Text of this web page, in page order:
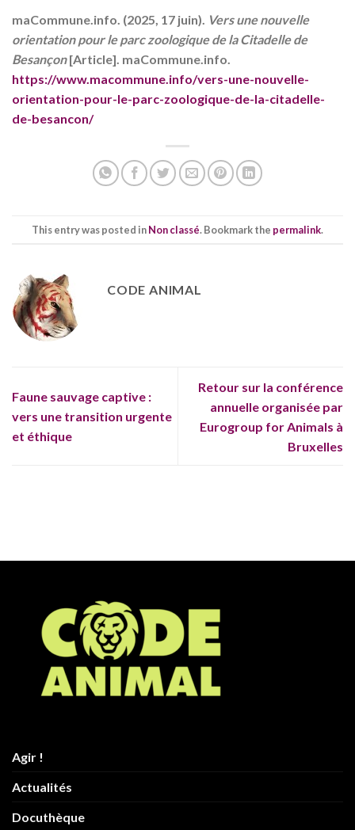
maCommune.info. (2025, 17 juin). Vers une nouvelle
orientation pour le parc zoologique de la Citadelle de
Besançon[Article]. maCommune.info.
https://www.macommune.info/vers-une-nouvelle-
orientation-pour-le-parc-zoologique-de-la-citadelle-
de-besancon/
This entry was posted inNon classé. Bookmark the permalink.
CODE ANIMAL
Faune sauvage captive :
vers une transition urgente
et éthique
Retour sur la conférence
annuelle organisée par
Eurogroup for Animals à
Bruxelles
Agir !
Actualités
Docuthèque